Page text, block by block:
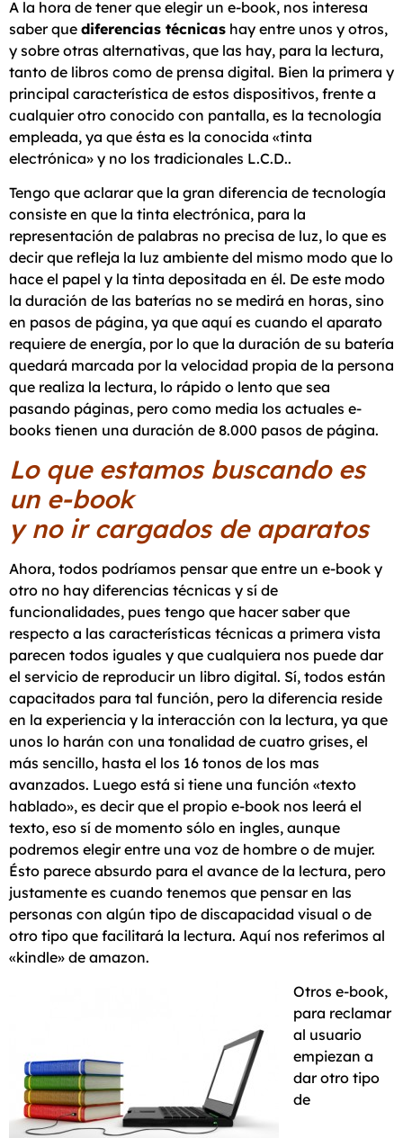
A la hora de tener que elegir un e-book, nos interesa
saber que diferencias técnicas hay entre unos y otros,
y sobre otras alternativas, que las hay, para la lectura,
tanto de libros como de prensa digital. Bien la primera y
principal característica de estos dispositivos, frente a
cualquier otro conocido con pantalla, es la tecnología
empleada, ya que ésta es la conocida «tinta
electrónica» y no los tradicionales L.C.D..
Tengo que aclarar que la gran diferencia de tecnología
consiste en que la tinta electrónica, para la
representación de palabras no precisa de luz, lo que es
decir que refleja la luz ambiente del mismo modo que lo
hace el papel y la tinta depositada en él. De este modo
la duración de las baterías no se medirá en horas, sino
en pasos de página, ya que aquí es cuando el aparato
requiere de energía, por lo que la duración de su batería
quedará marcada por la velocidad propia de la persona
que realiza la lectura, lo rápido o lento que sea
pasando páginas, pero como media los actuales e-
books tienen una duración de 8.000 pasos de página.
Lo que estamos buscando es
un e-book
y no ir cargados de aparatos
Ahora, todos podríamos pensar que entre un e-book y
otro no hay diferencias técnicas y sí de
funcionalidades, pues tengo que hacer saber que
respecto a las características técnicas a primera vista
parecen todos iguales y que cualquiera nos puede dar
el servicio de reproducir un libro digital. Sí, todos están
capacitados para tal función, pero la diferencia reside
en la experiencia y la interacción con la lectura, ya que
unos lo harán con una tonalidad de cuatro grises, el
más sencillo, hasta el los 16 tonos de los mas
avanzados. Luego está si tiene una función «texto
hablado», es decir que el propio e-book nos leerá el
texto, eso sí de momento sólo en ingles, aunque
podremos elegir entre una voz de hombre o de mujer.
Ésto parece absurdo para el avance de la lectura, pero
justamente es cuando tenemos que pensar en las
personas con algún tipo de discapacidad visual o de
otro tipo que facilitará la lectura. Aquí nos referimos al
«kindle» de amazon.
Otros e-book,
para reclamar
al usuario
empiezan a
dar otro tipo
de